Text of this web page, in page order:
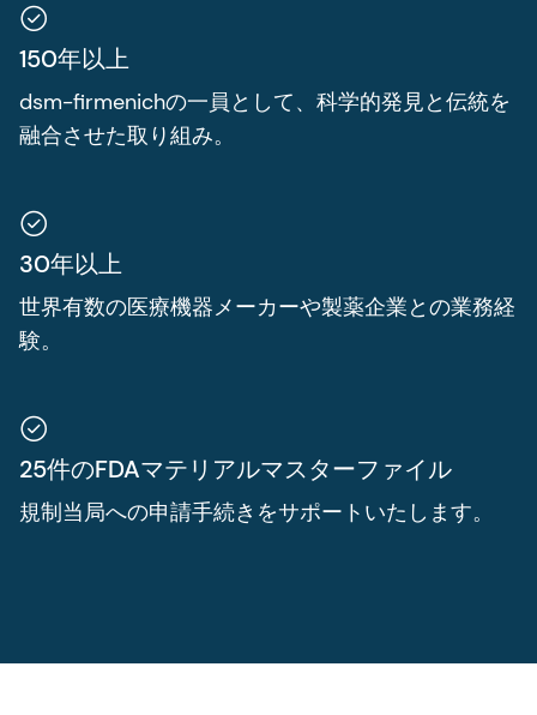
150年以上
dsm-firmenichの一員として、科学的発見と伝統を
融合させた取り組み。
30年以上
世界有数の医療機器メーカーや製薬企業との業務経
験。
25件のFDAマテリアルマスターファイル
規制当局への申請手続きをサポートいたします。